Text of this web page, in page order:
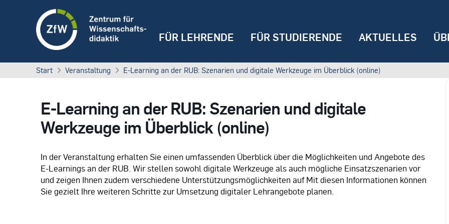
FÜR LEHRENDE FÜR STUDIERENDE AKTUELLES
Start Veranstaltung E-Learning an der RUB: Szenarien und digitale Werkzeuge im Überblick (online)
E-Learning an der RUB: Szenarien und digitale
Werkzeuge im Überblick (online)
In der Veranstaltung erhalten Sie einen umfassenden Überblick über die Möglichkeiten und Angebote des
E-Learnings an der RUB. Wir stellen sowohl digitale Werkzeuge als auch mögliche Einsatzszenarien vor
und zeigen Ihnen zudem verschiedene Unterstützungsmöglichkeiten auf Mit diesen Informationen können
Sie gezielt Ihre weiteren Schritte zur Umsetzung digitaler Lehrangebote planen.